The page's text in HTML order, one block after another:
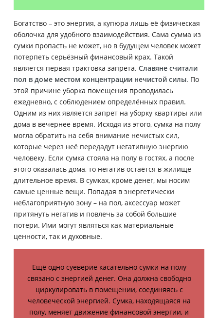
Богатство – это энергия, а купюра лишь её физическая
оболочка для удобного взаимодействия. Сама сумма из
сумки пропасть не может, но в будущем человек может
потерпеть серьёзный финансовый крах. Такой
является первая трактовка запрета. Славяне считали
пол в доме местом концентрации нечистой силы. По
этой причине уборка помещения проводилась
ежедневно, с соблюдением определённых правил.
Одним из них является запрет на уборку квартиры или
дома в вечернее время. Исходя из этого, сумка на полу
могла обратить на себя внимание нечистых сил,
которые через неё передадут негативную энергию
человеку. Если сумка стояла на полу в гостях, а после
этого оказалась дома, то негатив остаётся в жилище
длительное время. В сумках, кроме денег, мы носим
самые ценные вещи. Попадая в энергетически
неблагоприятную зону – на пол, аксессуар может
притянуть негатив и повлечь за собой большие
потери. Ими могут являться как материальные
ценности, так и духовные.
Ещё одно суеверие касательно сумки на полу
связано с энергией денег. Она должна свободно
циркулировать в помещении, соединяясь с
человеческой энергией. Сумка, находящаяся на
полу, меняет движение финансовой энергии, и